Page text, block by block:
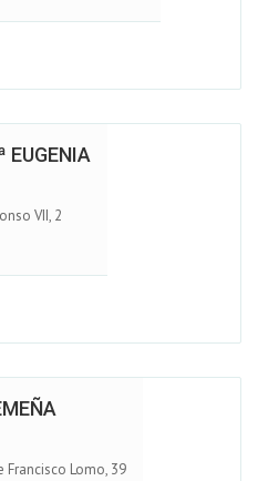
EUGENIA
VII, 2
Francisco Lomo, 39